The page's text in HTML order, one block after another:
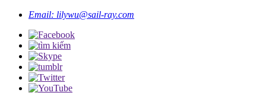
Email: lilywu@sail-ray.com